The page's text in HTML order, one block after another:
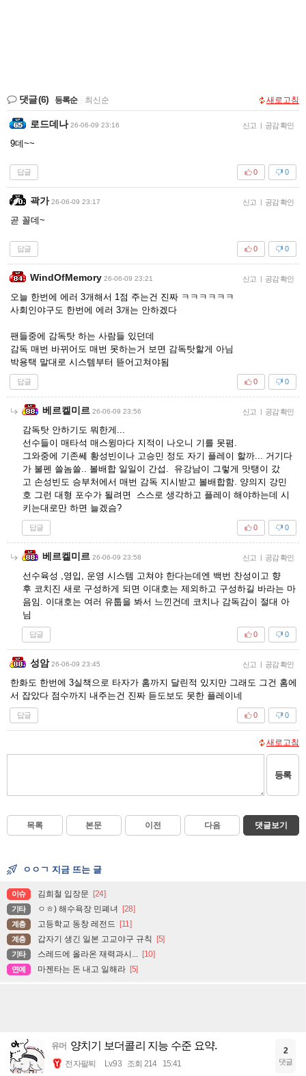
댓글(6) 등록순 최신순 새로고침
로드데나 26-06-09 23:16 신고 | 공감 확인
9데~~
답글 0
0
곽가 26-06-09 23:17 신고 | 공감 확인
곧 꼴데~
답글 0
0
WindOfMemory 26-06-09 23:21 신고 | 공감 확인
오늘 한번에 에러 3개해서 1점 주는건 진짜 ㅋㅋㅋㅋㅋㅋ
사회인야구도 한번에 에러 3개는 안하겠다
팬들중에 감독탓 하는 사람들 있던데
감독 매번 바뀌어도 매번 못하는거 보면 감독탓할게 아님
박용택 말대로 시스템부터 뜯어고쳐야됨
답글 0
0
베르켈미르 26-06-09 23:56 신고 | 공감 확인
감독탓 안하기도 뭐한게...
선수들이 매타석 매스윙마다 지적이 나오니 기를 못폄.
그와중에 기존쎄 황성빈이나 고승민 정도 자기 플레이 할까... 거기다
가 불펜 쓸놈쓸.. 볼배합 일일이 간섭. 유강남이 그렇게 맛탱이 갔
고 손성빈도 승부처에서 매번 감독 지시받고 볼배합함. 양의지 강민
호 그런 대형 포수가 될려면 스스로 생각하고 플레이 해야하는데 시
키는대로만 하면 늘겠슴?
답글 0
0
베르켈미르 26-06-09 23:58 신고 | 공감 확인
선수육성 ,영입, 운영 시스템 고쳐야 한다는데엔 백번 찬성이고 향
후 코치진 새로 구성하게 되면 이대호는 제외하고 구성하길 바라는 마
음임. 이대호는 여러 유툽을 봐서 느낀건데 코치나 감독감이 절대 아
님
답글 0
0
성암 26-06-09 23:45 신고 | 공감 확인
한화도 한번에 3실책으로 타자가 홈까지 달린적 있지만 그래도 그건 홈에
서 잡았다 점수까지 내주는건 진짜 듣도보도 못한 플레이네
답글 0
0
새로고침
등록
목록 본문 이전 다음 댓글보기
ㅇㅇㄱ 지금 뜨는 글
이슈 김희철 입장문 [24]
기타 ㅇㅎ) 해수욕장 민폐녀 [28]
계층 고등학교 동창 레전드 [11]
계층 갑자기 생긴 일본 고교야구 규칙 [5]
기타 스레드에 올라온 재력과시... [10]
연예 마젠타는 돈 내고 일해라 [5]
유머 양치기 보더콜리 지능 수준 요약.
전자팔찌 Lv.93 조회 214 15:41
2
댓글